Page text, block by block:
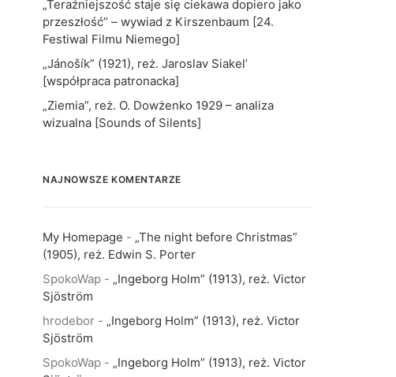
„Teraźniejszość staje się ciekawa dopiero jako
przeszłość” – wywiad z Kirszenbaum [24.
Festiwal Filmu Niemego]
„Jánošík” (1921), reż. Jaroslav Siakel’
[współpraca patronacka]
„Ziemia”, reż. O. Dowżenko 1929 – analiza
wizualna [Sounds of Silents]
NAJNOWSZE KOMENTARZE
My Homepage - „The night before Christmas”
(1905), reż. Edwin S. Porter
SpokoWap - „Ingeborg Holm” (1913), reż. Victor
Sjöström
hrodebor - „Ingeborg Holm” (1913), reż. Victor
Sjöström
SpokoWap - „Ingeborg Holm” (1913), reż. Victor